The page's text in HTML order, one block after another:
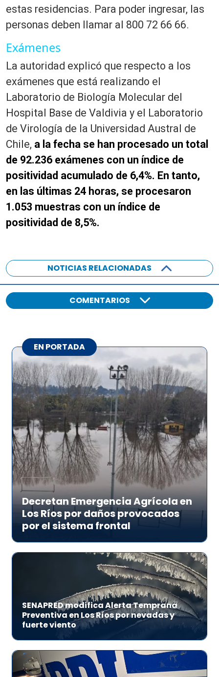
estas residencias. Para poder ingresar, las
personas deben llamar al 800 72 66 66.
Exámenes
La autoridad explicó que respecto a los
exámenes que está realizando el
Laboratorio de Biología Molecular del
Hospital Base de Valdivia y el Laboratorio
de Virología de la Universidad Austral de
Chile, a la fecha se han procesado un total
de 92.236 exámenes con un índice de
positividad acumulado de 6,4%. En tanto,
en las últimas 24 horas, se procesaron
1.053 muestras con un índice de
positividad de 8,5%.
NOTICIAS RELACIONADAS
COMENTARIOS
EN PORTADA
Decretan Emergencia Agrícola en
Los Ríos por daños provocados
por el sistema frontal
SENAPRED modifica Alerta Temprana
Preventiva en Los Ríos por nevadas y
fuerte viento